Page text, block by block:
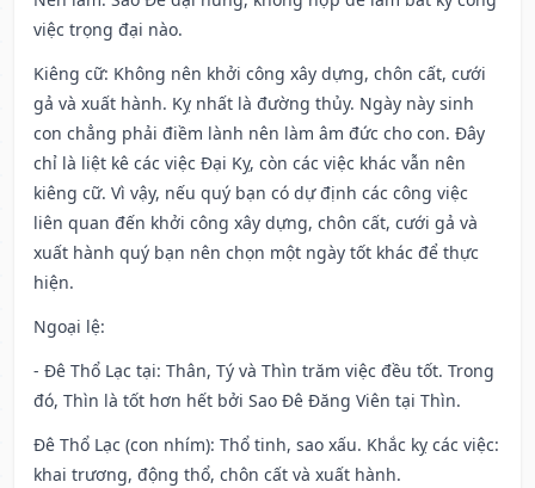
việc trọng đại nào.
Kiêng cữ: Không nên khởi công xây dựng, chôn cất, cưới
gả và xuất hành. Kỵ nhất là đường thủy. Ngày này sinh
con chẳng phải điềm lành nên làm âm đức cho con. Đây
chỉ là liệt kê các việc Đại Kỵ, còn các việc khác vẫn nên
kiêng cữ. Vì vậy, nếu quý bạn có dự định các công việc
liên quan đến khởi công xây dựng, chôn cất, cưới gả và
xuất hành quý bạn nên chọn một ngày tốt khác để thực
hiện.
Ngoại lệ:
- Đê Thổ Lạc tại: Thân, Tý và Thìn trăm việc đều tốt. Trong
đó, Thìn là tốt hơn hết bởi Sao Đê Đăng Viên tại Thìn.
Đê Thổ Lạc (con nhím): Thổ tinh, sao xấu. Khắc kỵ các việc:
khai trương, động thổ, chôn cất và xuất hành.